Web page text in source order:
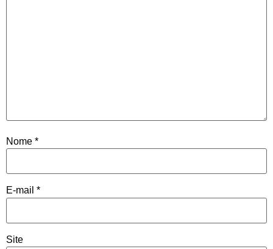
Nome *
E-mail *
Site